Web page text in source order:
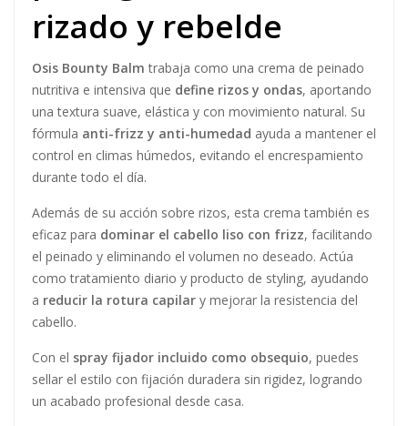
definición natural en
rizos y ondas
Osis Bounty Balm Crespos Schwarzkopf X2 es un dúo
decremas intensivas para rizos y ondasde la línea
profesionalOsis+ de Schwarzkopf
realzar la textura natural del cabello sin apelmazar.
Esta edición especial incluye2 unidades de 150 mlcada
una, además de unobsequio exclusivo: una laca de
fijación fuerte, ideal para finalizar y prolongar la duración
de tu peinado.
esta crema aporta suavidad, elasticidad y control desde la
primera aplicación. Es perfecta tanto para cabellos rizados
y crespos como paracabello liso pero rebelde